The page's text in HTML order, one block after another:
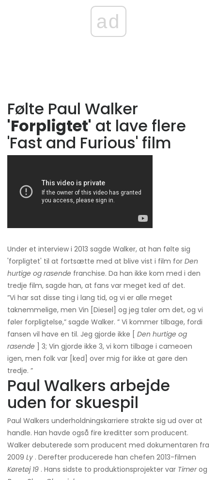
ad
Følte Paul Walker
'Forpligtet' at lave flere
'Fast and Furious' film
Under et interview i 2013 sagde Walker, at han følte sig
'forpligtet' til at fortsætte med at blive vist i film for Den
hurtige og rasende franchise. Da han ikke kom med i den
tredje film, sagde han, at fans var meget ked af det.
”Vi har sat disse ting i lang tid, og vi er alle meget
taknemmelige, men Vin [Diesel] og jeg taler om det, og vi
føler forpligtelse,” sagde Walker. ” Vi kommer tilbage, fordi
fansen vil have en til. Jeg gjorde ikke [ Den hurtige og
rasende ] 3; Vin gjorde ikke 3, vi kom tilbage i cameoen
igen, men folk var [ked] over mig for ikke at gøre den
tredje. ”
Paul Walkers arbejde
uden for skuespil
Paul Walkers underholdningskarriere strakte sig ud over at
handle. Han havde også fire kreditter som producent.
Walker debuterede som producent med dokumentaren fra
2009 Ly . Derefter producerede han chefen 2013-filmen
Køretøj 19 . Hans sidste to produktionsprojekter var Timerog